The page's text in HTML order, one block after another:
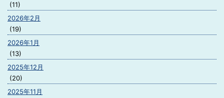
(11)
2026年2月
(19)
2026年1月
(13)
2025年12月
(20)
2025年11月